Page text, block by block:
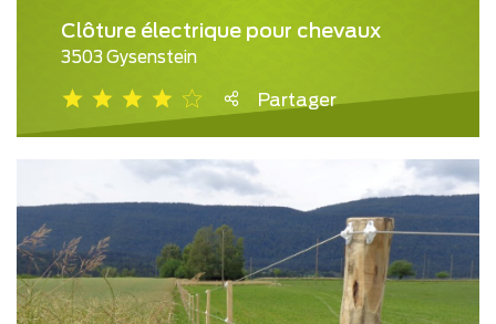
Clôture électrique pour chevaux
3503 Gysenstein
Partager